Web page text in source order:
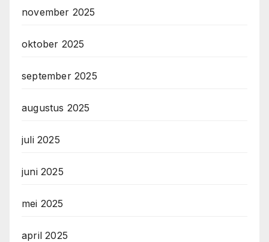
november 2025
oktober 2025
september 2025
augustus 2025
juli 2025
juni 2025
mei 2025
april 2025